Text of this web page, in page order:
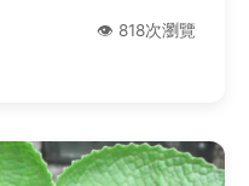
👁️ 818次瀏覽